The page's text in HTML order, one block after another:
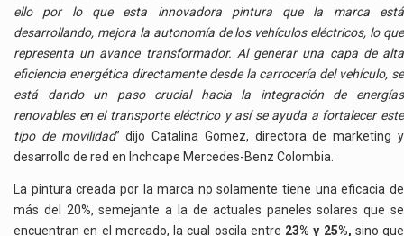
ello por lo que esta innovadora pintura que la marca está
desarrollando, mejora la autonomía de los vehículos eléctricos, lo que
representa un avance transformador. Al generar una capa de alta
eficiencia energética directamente desde la carrocería del vehículo, se
está dando un paso crucial hacia la integración de energías
renovables en el transporte eléctrico y así se ayuda a fortalecer este
tipo de movilidad” dijo Catalina Gomez, directora de marketing y
desarrollo de red en Inchcape Mercedes-Benz Colombia.
La pintura creada por la marca no solamente tiene una eficacia de
más del 20%, semejante a la de actuales paneles solares que se
encuentran en el mercado, la cual oscila entre 23% y 25%, sino que